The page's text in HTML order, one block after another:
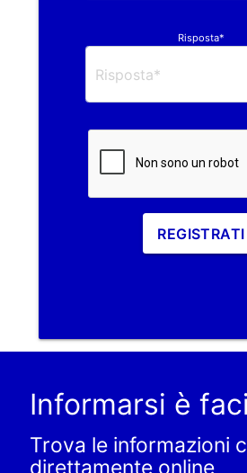
Risposta*
REGISTRATI
Informarsi è
Trova le informazioni
direttamente online